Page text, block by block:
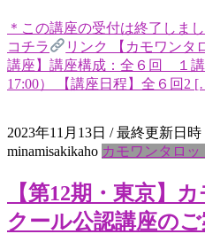
＊この講座の受付は終了し
コチラ
リンク 【カモワンタ
講座】講座構成：全６回 １講
17:00） 【講座日程】全６回2
2023年11月13日 / 最終更新日時
minamisakikaho カモワンタロッ
【第12期・東京】
クール公認講座のご